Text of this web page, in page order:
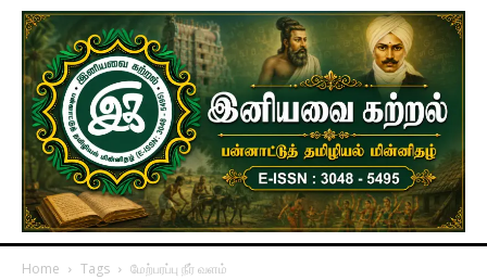
Home Tags மேற்பரப்பு நீர் வளம்